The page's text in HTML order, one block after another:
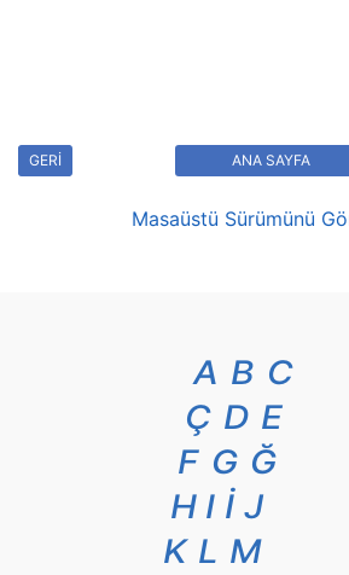
GERİ ANA SAYFA
Masaüstü Sürümünü
A B C
Ç D E
F G Ğ
H I İ J
K L M